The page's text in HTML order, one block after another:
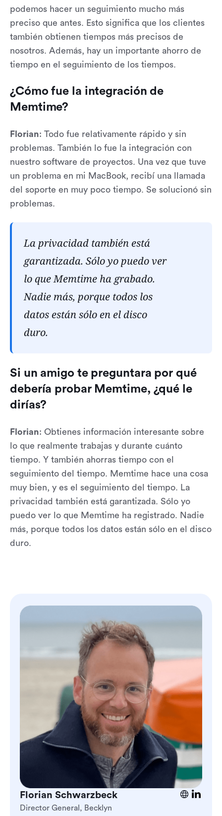
Florian Schwarzbeck
Director General, Becklyn
podemos hacer un seguimiento mucho más
preciso que antes. Esto significa que los clientes
también obtienen tiempos más precisos de
nosotros. Además, hay un importante ahorro de
tiempo en el seguimiento de los tiempos.
¿Cómo fue la integración de
Memtime?
Florian: Todo fue relativamente rápido y sin
problemas. También lo fue la integración con
nuestro software de proyectos. Una vez que tuve
un problema en mi MacBook, recibí una llamada
del soporte en muy poco tiempo. Se solucionó sin
problemas.
La privacidad también está
garantizada. Sólo yo puedo ver
lo que Memtime ha grabado.
Nadie más, porque todos los
datos están sólo en el disco
duro.
Si un amigo te preguntara por qué
debería probar Memtime, ¿qué le
dirías?
Florian: Obtienes información interesante sobre
lo que realmente trabajas y durante cuánto
tiempo. Y también ahorras tiempo con el
seguimiento del tiempo. Memtime hace una cosa
muy bien, y es el seguimiento del tiempo. La
privacidad también está garantizada. Sólo yo
puedo ver lo que Memtime ha registrado. Nadie
más, porque todos los datos están sólo en el disco
duro.